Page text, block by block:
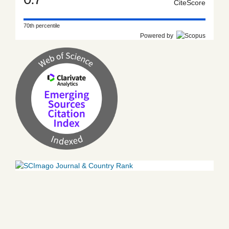
CiteScore
70th percentile
Powered by